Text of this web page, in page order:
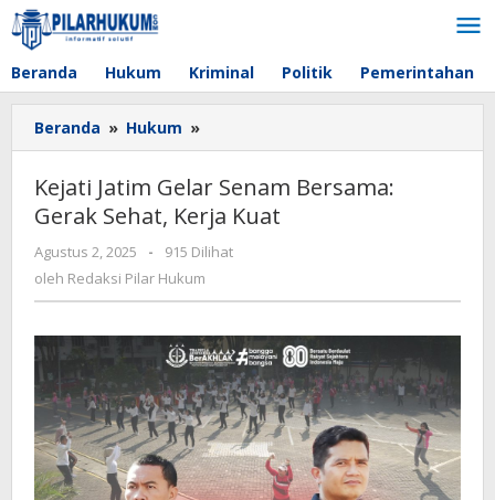
Lewati
ke
konten
Beranda Hukum Kriminal Politik Pemerintahan
Beranda » Hukum »
Jatim
Senam
Bersama:
Gerak
Kerja
Kejati Jatim Gelar Senam Bersama:
Gerak Sehat, Kerja Kuat
Agustus 2, 2025
oleh
Redaksi
-
915 Dilihat
oleh Redaksi Pilar Hukum